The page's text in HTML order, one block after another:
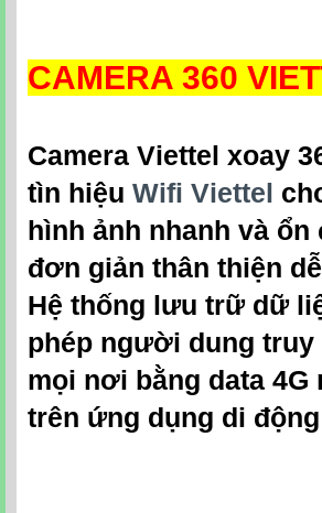
CAMERA 360
Camera Viettel xoay
tìn hiệu Wifi Viettel
hình ảnh nhanh và
đơn giản thân thiện
Hệ thống lưu trữ dữ
phép người dung
mọi nơi bằng data 4G
trên ứng dụng di